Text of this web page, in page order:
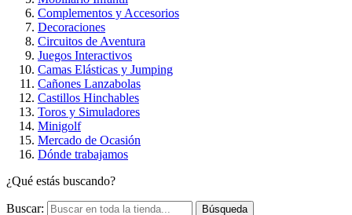
Complementos y Accesorios
Decoraciones
Circuitos de Aventura
Juegos Interactivos
Camas Elásticas y Jumping
Cañones Lanzabolas
Castillos Hinchables
Toros y Simuladores
Minigolf
Mercado de Ocasión
Dónde trabajamos
¿Qué estás buscando?
Buscar: Búsqueda